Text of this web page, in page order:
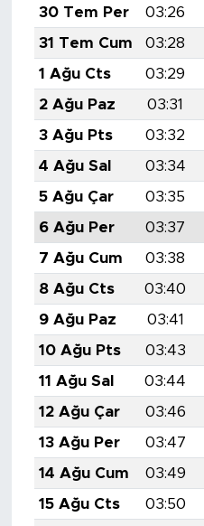
30 Tem Per
03:26
31 Tem Cum
03:28
1 Ağu Cts
03:29
2 Ağu Paz
03:31
3 Ağu Pts
03:32
4 Ağu Sal
03:34
5 Ağu Çar
03:35
6 Ağu Per
03:37
7 Ağu Cum
03:38
8 Ağu Cts
03:40
9 Ağu Paz
03:41
10 Ağu Pts
03:43
11 Ağu Sal
03:44
12 Ağu Çar
03:46
13 Ağu Per
03:47
14 Ağu Cum
03:49
15 Ağu Cts
03:50